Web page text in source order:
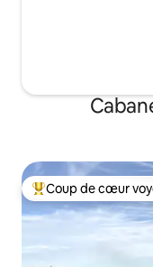
Coup de cœur
Coup de cœur